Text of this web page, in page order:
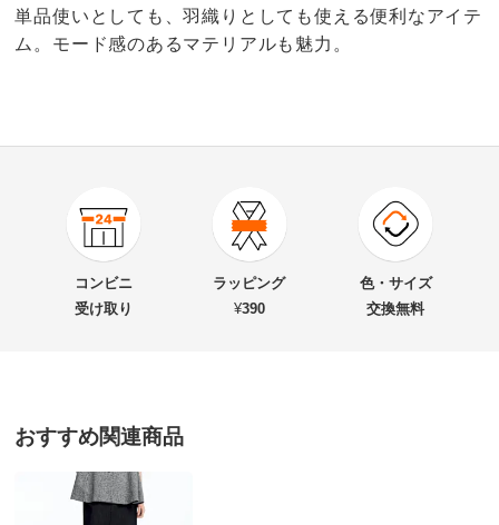
単品使いとしても、羽織りとしても使える便利なアイテ
ム。モード感のあるマテリアルも魅力。
商品番号 900-PC72-84
別
※お届け先が同じであれば複数個ご購入いただいても¥880です。
★★★★★
★★★★★
★★
★★★
ブラックＸオフホワイト ９
購入したサイズで「ちょうどよかった」
コンビニ
受け取り
ラッピング
¥390
色・サイズ
交換無料
おすすめ関連商品